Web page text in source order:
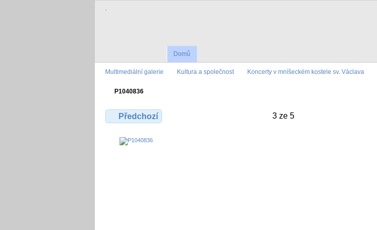
.
Domů
Multimediální galerie Kultura a společnost Koncerty v mníšeckém kostele sv. Václava
P1040836
Předchozí 3 ze 5